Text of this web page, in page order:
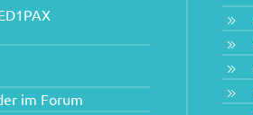
im Forum